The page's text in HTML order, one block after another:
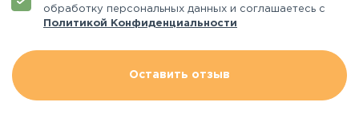
обработку персональных данных и соглашаетесь с
Политикой Конфиденциальности
Оставить отзыв